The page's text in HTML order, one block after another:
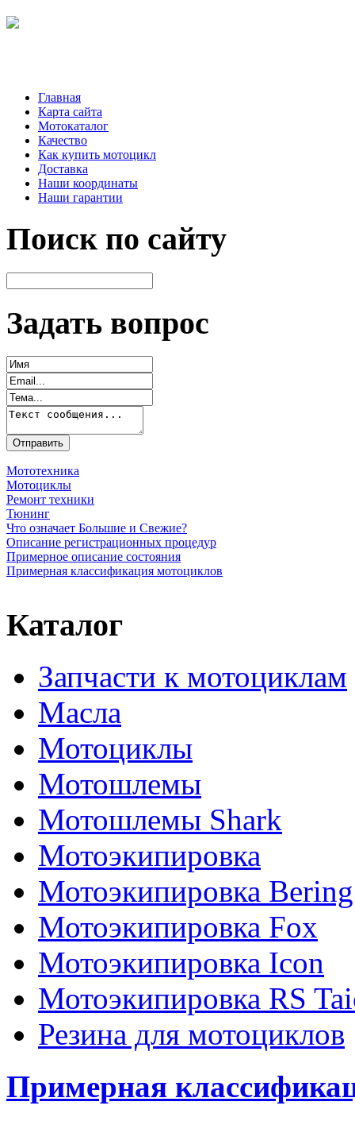
Главная
Карта сайта
Мотокаталог
Качество
Как купить мотоцикл
Доставка
Наши координаты
Наши гарантии
Поиск по сайту
Задать вопрос
Мототехника
Мотоциклы
Ремонт техники
Тюнинг
Что означает Большие и Свежие?
Описание регистрационных процедур
Примерное описание состояния
Примерная классификация мотоциклов
Каталог
Запчасти к мотоциклам
Масла
Мотоциклы
Мотошлемы
Мотошлемы Shark
Мотоэкипировка
Мотоэкипировка Bering
Мотоэкипировка Fox
Мотоэкипировка Icon
Мотоэкипировка RS
Резина для мотоциклов
Примерная